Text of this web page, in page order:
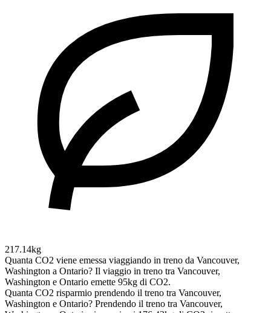
217.14kg
Quanta CO2 viene emessa viaggiando in treno da Vancouver,
Washington a Ontario? Il viaggio in treno tra Vancouver,
Washington e Ontario emette 95kg di CO2.
Quanta CO2 risparmio prendendo il treno tra Vancouver,
Washington e Ontario? Prendendo il treno tra Vancouver,